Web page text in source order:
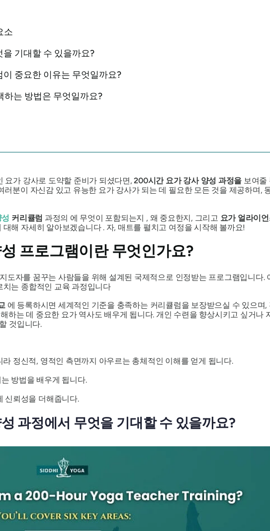
소
기대할 수 있을까요?
중요한 이유는 무엇일까요?
하는 방법은 무엇일까요?
요가 강사로 도약할 준비가 되셨다면,200시간 요가 강사 양성 과정을 보여줄
러분이 자신감 있고 유능한 요가 강사가 되는 데 필요한 모든 것을 제공하며,
커리큘럼 과정의 에 무엇이 포함되는지 , 왜 중요한지, 그리고 요가 얼라이
해 자세히 알아보겠습니다 . 자, 매트를 펼치고 여정을 시작해 볼까요!
프로그램이란 무엇인가요?
도자를 꿈꾸는 사람들을 위해 설계된 국제적으로 인정받는 프로그램입니다.
는 종합적인 교육 과정입니다
에 등록하시면 세계적인 기준을 충족하는 커리큘럼을 보장받으실 수 있으며
하는 데 중요한 요가 역사도 배우게 됩니다. 개인 수련을 향상시키고 싶거나
것입니다.
정신적, 영적인 측면까지 아우르는 총체적인 이해를 얻게 됩니다.
방법을 배우게 됩니다.
신뢰성을 더해줍니다.
과정에서 무엇을 기대할 수 있을까요?